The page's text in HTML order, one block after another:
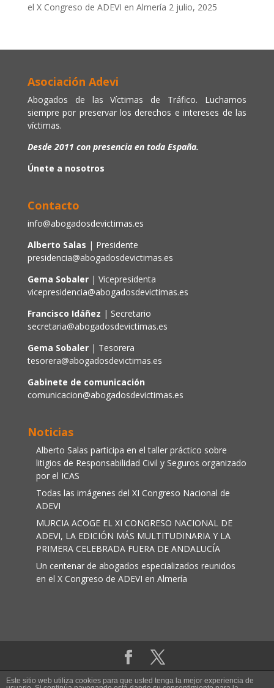
el X Congreso de ADEVI en Almería 2 julio, 2025
Asociación Adevi
Abogados de las Víctimas de Tráfico. Luchamos
siempre por preservar los derechos e intereses de las
víctimas.
Desde 2011 con presencia en toda España.
Únete a nosotros
Contacto
info@abogadosdevictimas.es
Alberto Salas | Presidente
presidencia@abogadosdevictimas.es
Gema Sobaler | Vicepresidenta
vicepresidencia@abogadosdevictimas.es
Francisco Idáñez | Secretario
secretaria@abogadosdevictimas.es
Gema Sobaler| Tesorera
tesorera@abogadosdevictimas.es
Gabinete de comunicación
comunicacion@abogadosdevictimas.es
Noticias
Alberto Salas participa en el taller práctico sobre
litigios de Responsabilidad Civil y Seguros organizado
por el ICAS
Todas las imágenes del XI Congreso Nacional de
ADEVI
MURCIA ACOGE EL XI CONGRESO NACIONAL DE
ADEVI, LA EDICIÓN MÁS MULTITUDINARIA Y LA
PRIMERA CELEBRADA FUERA DE ANDALUCÍA
Un centenar de abogados especializados reunidos
en el X Congreso de ADEVI en Almería
Aviso legal|Política de cookies
Este sitio web utiliza cookies para que usted tenga la mejor experiencia de